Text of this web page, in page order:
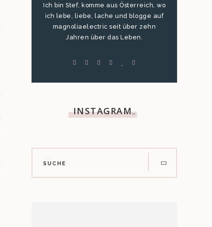
Ich bin Stef, komme aus Österreich, wo
ich lebe, liebe, lache und blogge auf
magnoliaelectric seit über zehn
Jahren über das Leben.
INSTAGRAM…